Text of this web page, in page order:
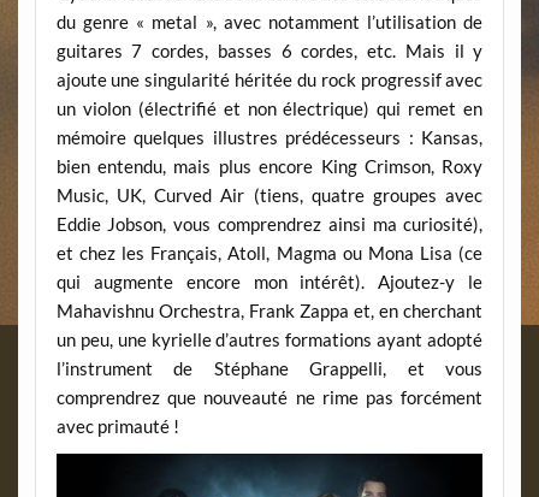
du genre « metal », avec notamment l’utilisation de
guitares 7 cordes, basses 6 cordes, etc. Mais il y
ajoute une singularité héritée du rock progressif avec
un violon (électrifié et non électrique) qui remet en
mémoire quelques illustres prédécesseurs : Kansas,
bien entendu, mais plus encore King Crimson, Roxy
Music, UK, Curved Air (tiens, quatre groupes avec
Eddie Jobson, vous comprendrez ainsi ma curiosité),
et chez les Français, Atoll, Magma ou Mona Lisa (ce
qui augmente encore mon intérêt). Ajoutez-y le
Mahavishnu Orchestra, Frank Zappa et, en cherchant
un peu, une kyrielle d’autres formations ayant adopté
l’instrument de Stéphane Grappelli, et vous
comprendrez que nouveauté ne rime pas forcément
avec primauté !